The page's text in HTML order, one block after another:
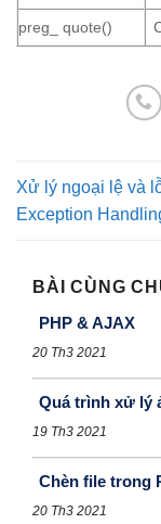
preg_ quote()
Xử lý ngoại lệ và
Exception
BÀI CÙNG
PHP & AJAX
20 Th3 2021
Quá trình xử lý
19 Th3 2021
Chèn file trong
20 Th3 2021